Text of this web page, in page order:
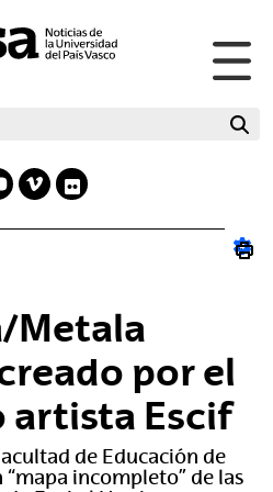
V
F
r
Metala
por el
artista Escif
de Educación de
incompleto” de las